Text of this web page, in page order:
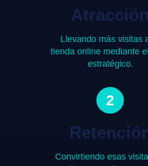
Atracción
Llevando más visitas
tienda online mediante
estratégico.
2
Convirtiendo esas